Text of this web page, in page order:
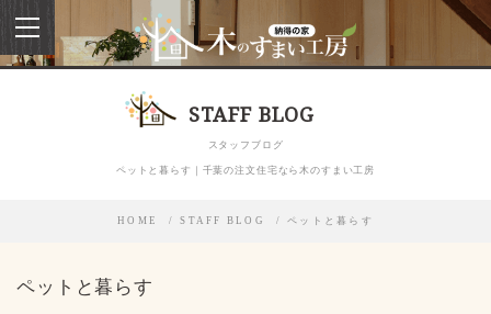
toggle
navigation
STAFF BLOG
スタッフブログ
ペットと暮らす｜千葉の注文住宅なら木のすまい工房
HOME STAFF BLOG ペットと暮らす
ペットと暮らす